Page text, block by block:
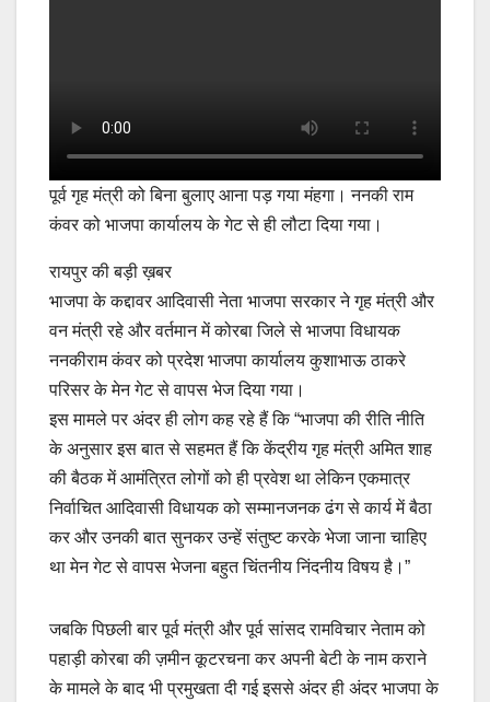
पूर्व गृह मंत्री को बिना बुलाए आना पड़ गया मंहगा। ननकी राम
कंवर को भाजपा कार्यालय के गेट से ही लौटा दिया गया।
रायपुर की बड़ी ख़बर
भाजपा के कद्दावर आदिवासी नेता भाजपा सरकार ने गृह मंत्री और
वन मंत्री रहे और वर्तमान में कोरबा जिले से भाजपा विधायक
ननकीराम कंवर को प्रदेश भाजपा कार्यालय कुशाभाऊ ठाकरे
परिसर के मेन गेट से वापस भेज दिया गया।
इस मामले पर अंदर ही लोग कह रहे हैं कि “भाजपा की रीति नीति
के अनुसार इस बात से सहमत हैं कि केंद्रीय गृह मंत्री अमित शाह
की बैठक में आमंत्रित लोगों को ही प्रवेश था लेकिन एकमात्र
निर्वाचित आदिवासी विधायक को सम्मानजनक ढंग से कार्य में बैठा
कर और उनकी बात सुनकर उन्हें संतुष्ट करके भेजा जाना चाहिए
था मेन गेट से वापस भेजना बहुत चिंतनीय निंदनीय विषय है।”
जबकि पिछली बार पूर्व मंत्री और पूर्व सांसद रामविचार नेताम को
पहाड़ी कोरबा की ज़मीन कूटरचना कर अपनी बेटी के नाम कराने
के मामले के बाद भी प्रमुखता दी गई इससे अंदर ही अंदर भाजपा के